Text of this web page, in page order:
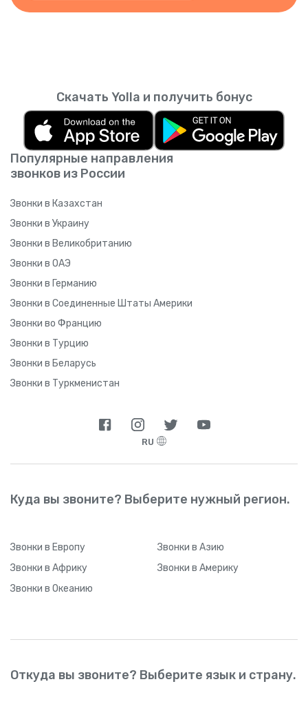
Популярные направления
звонков из России
Звонки в Казахстан
Звонки в Украину
Звонки в Великобританию
Звонки в ОАЭ
Звонки в Германию
Звонки в Соединенные Штаты Америки
Звонки во Францию
Звонки в Турцию
Звонки в Беларусь
Звонки в Туркменистан
Скачать Yolla и получить бонус
RU
Куда вы звоните? Выберите нужный регион.
Звонки в Европу Звонки в Азию
Звонки в Африку Звонки в Америку
Звонки в Океанию
Откуда вы звоните? Выберите язык и страну.